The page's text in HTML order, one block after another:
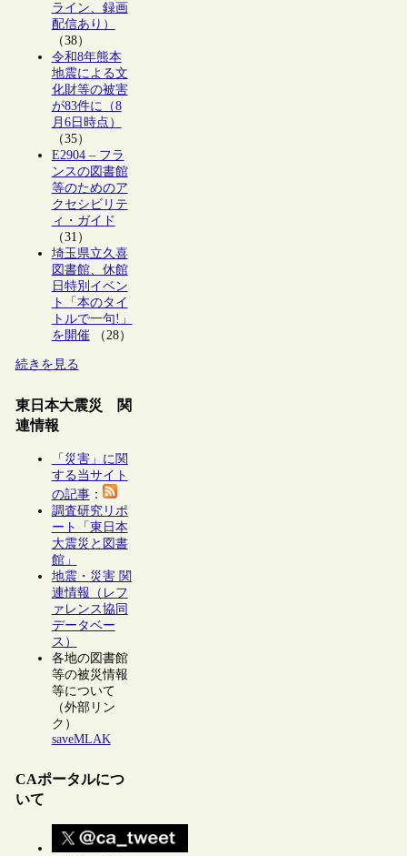
ライン、録画
配信あり）
（38）
令和8年熊本
地震による文
化財等の被害
が83件に（8
月6日時点）
（35）
E2904 – フラ
ンスの図書館
等のためのア
クセシビリテ
ィ・ガイド
（31）
埼玉県立久喜
図書館、休館
日特別イベン
ト「本のタイ
トルで一句!」
を開催（28）
続きを見る
東日本大震災 関
連情報
「災害」に関
する当サイト
の記事：
調査研究リポ
ート「東日本
大震災と図書
館」
地震・災害 関
連情報（レフ
ァレンス協同
データベー
ス）
各地の図書館
等の被災情報
等について
（外部リン
ク）
saveMLAK
CAポータルにつ
いて